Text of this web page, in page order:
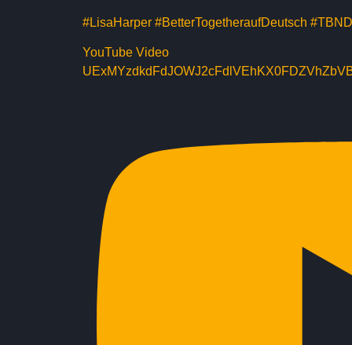
#LisaHarper #BetterTogetheraufDeutsch
YouTube Video